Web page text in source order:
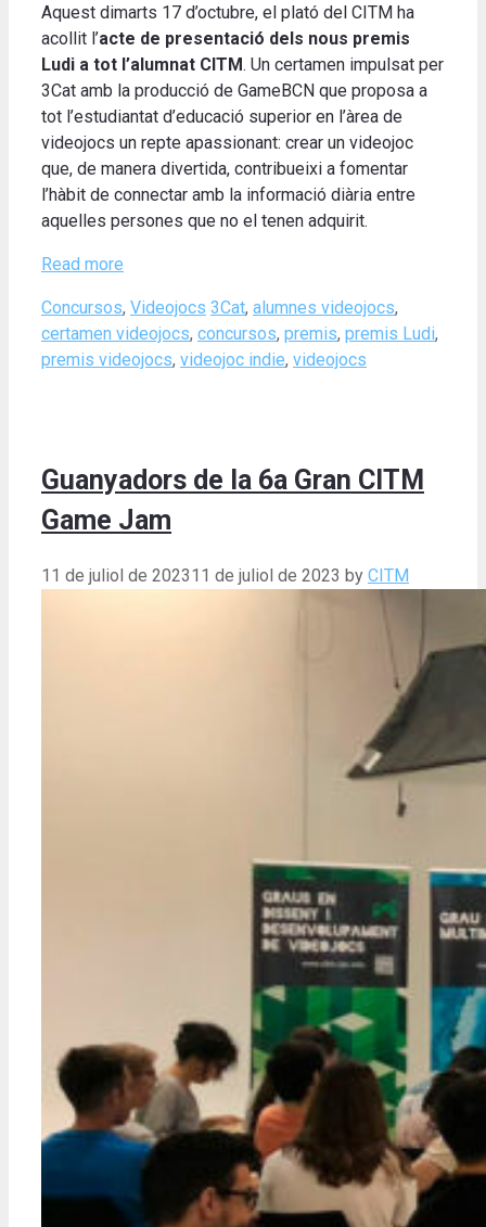
Aquest dimarts 17 d’octubre, el plató del CITM ha
acollit l’acte de presentació dels nous premis
Ludi a tot l’alumnat CITM. Un certamen impulsat per
3Cat amb la producció de GameBCN que proposa a
tot l’estudiantat d’educació superior en l’àrea de
videojocs un repte apassionant: crear un videojoc
que, de manera divertida, contribueixi a fomentar
l’hàbit de connectar amb la informació diària entre
aquelles persones que no el tenen adquirit.
Read more
Categories
Concursos, Videojocs Tags
3Cat, alumnes videojocs,
certamen videojocs, concursos, premis, premis Ludi,
premis videojocs, videojoc indie, videojocs
Guanyadors de la 6a Gran CITM
Game Jam
11 de juliol de 202311 de juliol de 2023 by CITM